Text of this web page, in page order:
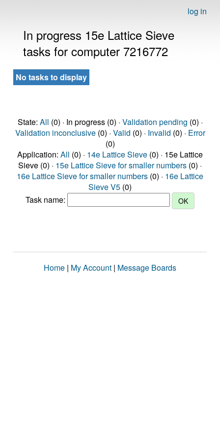
log in
In progress 15e Lattice Sieve
tasks for computer 7216772
No tasks to display
State: All (0) · In progress (0) · Validation pending (0) ·
Validation inconclusive(0) · Valid (0) · Invalid (0) · Error
(0)
Application: All (0) · 14e Lattice Sieve (0) · 15e Lattice
Sieve (0) · 15e Lattice Sieve for smaller numbers (0) ·
16e Lattice Sieve for smaller numbers (0) · 16e Lattice
Sieve V5 (0)
Task name:
Home | My Account | Message Boards